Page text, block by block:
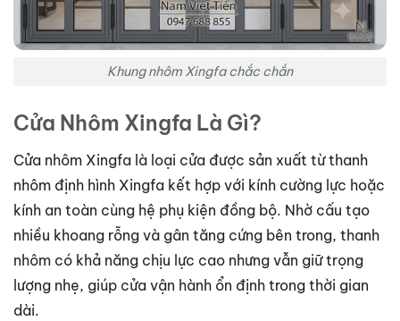
Khung nhôm Xingfa chắc chắn
Cửa Nhôm Xingfa Là Gì?
Cửa nhôm Xingfa là loại cửa được sản xuất từ thanh
nhôm định hình Xingfa kết hợp với kính cường lực hoặc
kính an toàn cùng hệ phụ kiện đồng bộ. Nhờ cấu tạo
nhiều khoang rỗng và gân tăng cứng bên trong, thanh
nhôm có khả năng chịu lực cao nhưng vẫn giữ trọng
lượng nhẹ, giúp cửa vận hành ổn định trong thời gian
dài.